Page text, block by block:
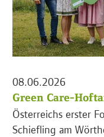
08.06.2026
Green Care-
Österreichs erster
Schiefling am